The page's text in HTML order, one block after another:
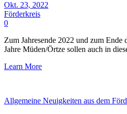
Okt. 23, 2022
Förderkreis
0
Zum Jahresende 2022 und zum Ende
Jahre Müden/Örtze sollen auch in
Learn More
Allgemeine Neuigkeiten aus dem